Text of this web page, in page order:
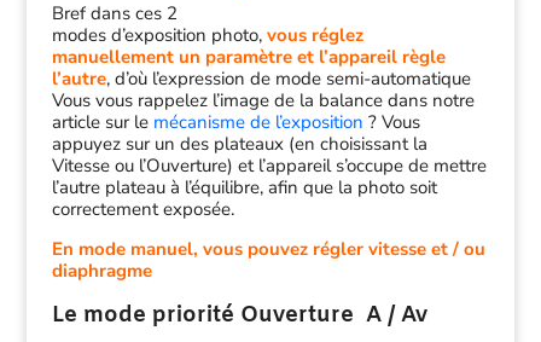
Bref dans ces 2
modes d’exposition photo, vous réglez
manuellement un paramètre et l’appareil règle
l’autre, d’où l’expression de mode semi-automatique
Vous vous rappelez l’image de la balance dans notre
article sur le mécanisme de l’exposition ? Vous
appuyez sur un des plateaux (en choisissant la
Vitesse ou l’Ouverture) et l’appareil s’occupe de mettre
l’autre plateau à l’équilibre, afin que la photo soit
correctement exposée.
En mode manuel, vous pouvez régler vitesse et / ou
diaphragme
Le mode priorité Ouverture A / Av